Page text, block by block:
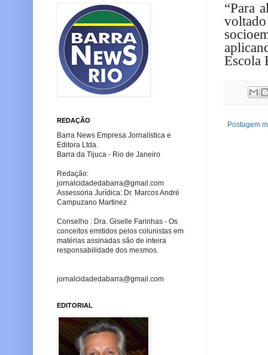
“Para
Escola
Postagem
REDAÇÃO
Barra News Empresa Jornalística e
Editora Ltda.
Barra da Tijuca - Rio de Janeiro
Redação:
jornalcidadedabarra@gmail.com
Assessoria Jurídica: Dr. Marcos André
Campuzano Martinez
Conselho : Dra. Giselle Farinhas - Os
conceitos emitidos pelos colunistas em
matérias assinadas são de inteira
responsabilidade dos mesmos.
jornalcidadedabarra@gmail.com
EDITORIAL